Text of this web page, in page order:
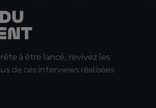
à être lancé, revivez les
de ces interviews réalisées